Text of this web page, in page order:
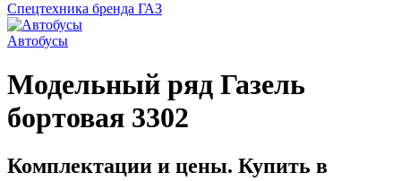
Спецтехника бренда ГАЗ
Автобусы
Модельный ряд Газель
бортовая 3302
Комплектации и цены. Купить в